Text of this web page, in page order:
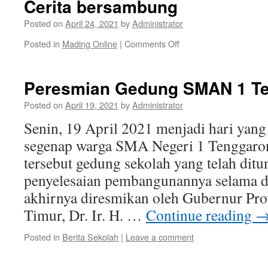
Tenggarong
Cerita bersambung
Posted on April 24, 2021 byAdministrator
Posted in Mading Online | Comments Offon
Peresmian Gedung SMAN 1
Posted on April 19, 2021 byAdministrator
Senin, 19 April 2021 menjadi hari
segenap warga SMA Negeri 1
tersebut gedung sekolah yang telah
penyelesaian pembangunannya selama
akhirnya diresmikan oleh Gubernur
Timur, Dr. Ir. H. … Continue reading
Posted in Berita Sekolah | Leave a comment